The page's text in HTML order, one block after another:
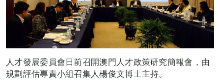
人才發展委員會日前召開澳門人才政策研究簡報會，由
規劃評估專責小組召集人楊俊文博士主持。